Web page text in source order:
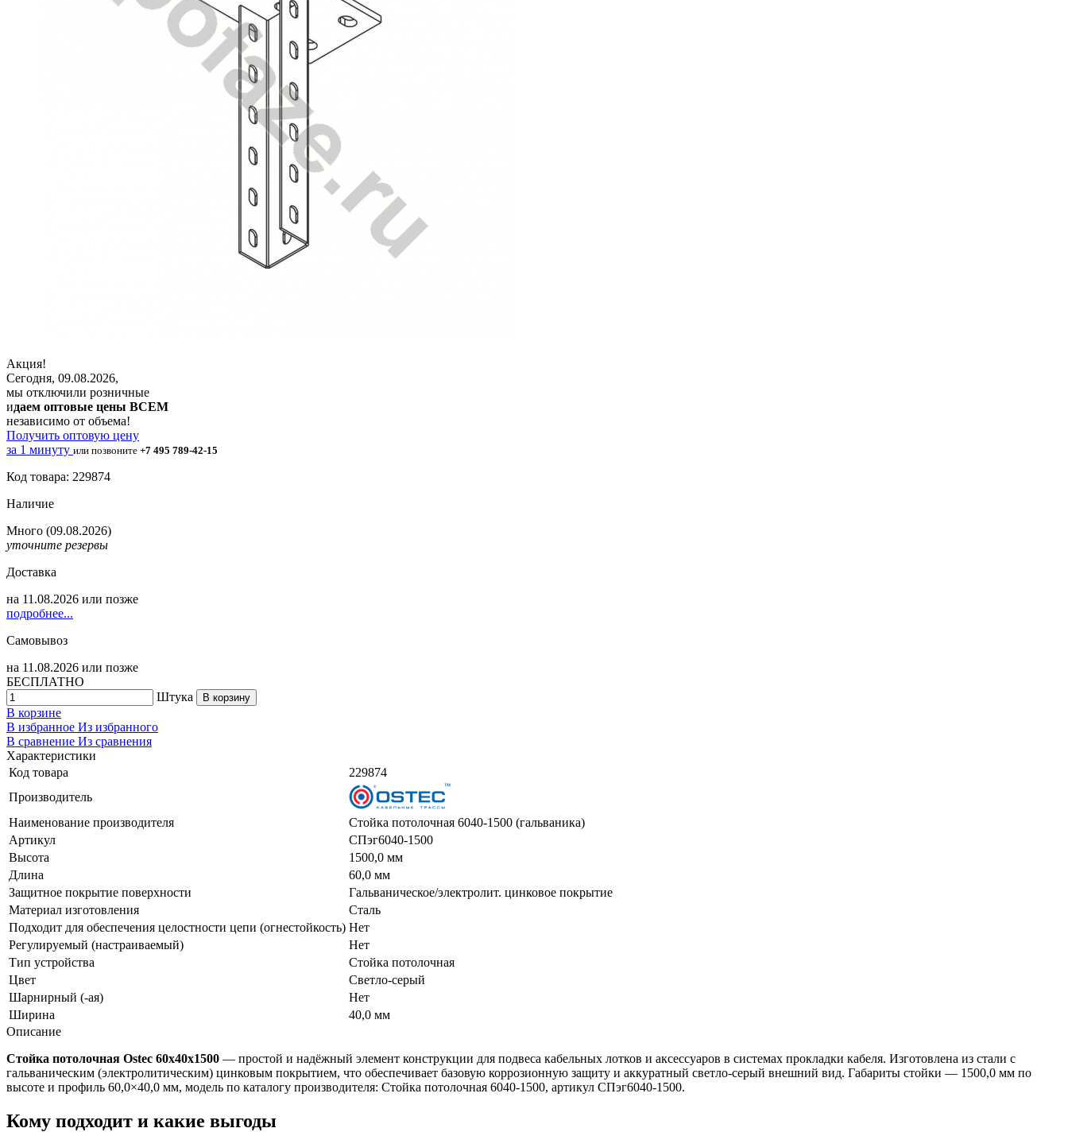
Акция!
Сегодня, 09.08.2026,
мы отключили розничные
идаем оптовые цены ВСЕМ
независимо от объема!
Получить оптовую цену
за 1 минуту или позвоните +7 495 789-42-15
Код товара: 229874
Наличие
Много (09.08.2026)
уточните резервы
Доставка
на 11.08.2026 или позже
подробнее...
Самовывоз
на 11.08.2026 или позже
БЕСПЛАТНО
Штука
В корзину
В корзине
В избранное Из избранного
В сравнение Из сравнения
Характеристики
Код товара
229874
Производитель
Наименование производителя
Стойка потолочная 6040-1500 (гальваника)
Артикул
СПэг6040-1500
Высота
1500,0 мм
Длина
60,0 мм
Защитное покрытие поверхности
Гальваническое/электролит. цинковое покрытие
Материал изготовления
Сталь
Подходит для обеспечения целостности цепи (огнестойкость) Нет
Регулируемый (настраиваемый)
Нет
Тип устройства
Стойка потолочная
Цвет
Светло-серый
Шарнирный (-ая)
Нет
Ширина
40,0 мм
Описание
Стойка потолочная Ostec 60х40х1500 — простой и надёжный элемент конструкции для подвеса кабельных лотков и аксессуаров в системах прокладки кабеля. Изготовлена из стали с
гальваническим (электролитическим) цинковым покрытием, что обеспечивает базовую коррозионную защиту и аккуратный светло‑серый внешний вид. Габариты стойки — 1500,0 мм по
высоте и профиль 60,0×40,0 мм, модель по каталогу производителя: Стойка потолочная 6040-1500, артикул СПэг6040-1500.
Кому подходит и какие выгоды